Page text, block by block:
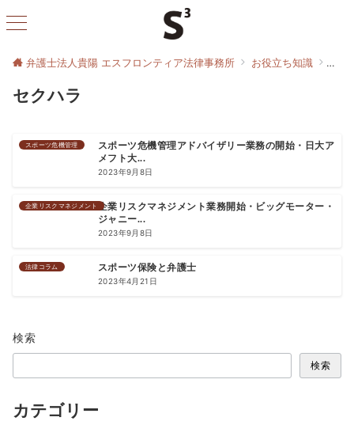
弁護士法人貴陽 エスフロンティア法律事務所 お役立ち知識 セク
セクハラ
スポーツ危機管理
スポーツ危機管理アドバイザリー業務の開始・日大ア
メフト大...
2023年9月8日
企業リスクマネジメント
企業リスクマネジメント業務開始・ビッグモーター・
ジャニー...
2023年9月8日
法律コラム スポーツ保険と弁護士
2023年4月21日
検索
検索
カテゴリー